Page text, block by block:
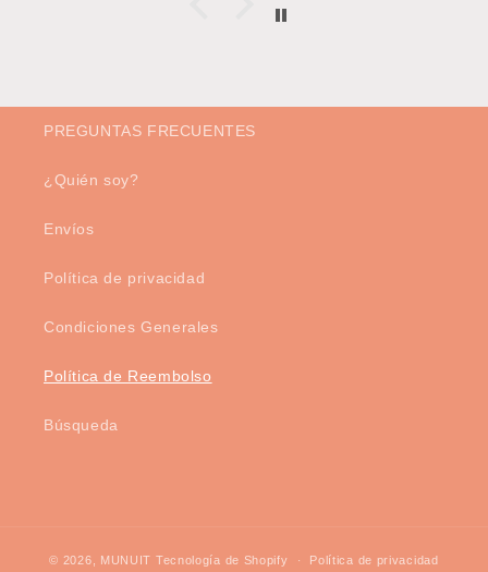
PREGUNTAS FRECUENTES
¿Quién soy?
Envíos
Política de privacidad
Condiciones Generales
Política de Reembolso
Búsqueda
© 2026, MUNUIT Tecnología de Shopify Política de privacidad